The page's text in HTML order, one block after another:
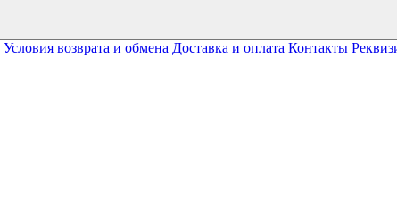
Условия возврата и обмена Доставка и оплата Контакты